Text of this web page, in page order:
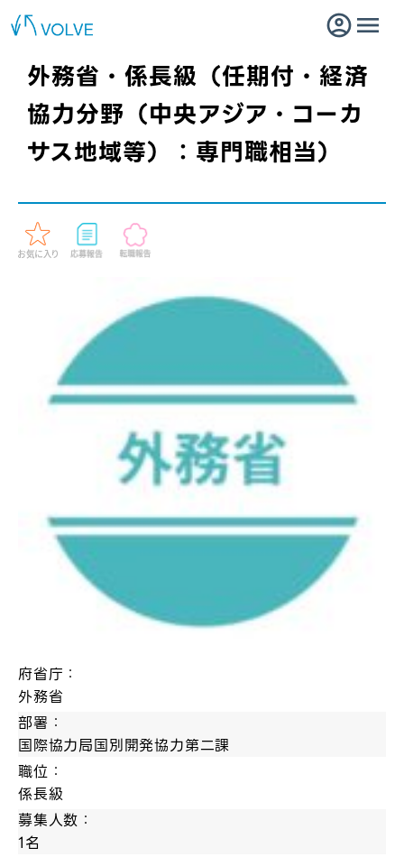
外務省・係長級（任期付・経済
協力分野（中央アジア・コーカ
サス地域等）：専門職相当）
府省庁：
外務省
部署：
国際協力局国別開発協力第二課
職位：
係長級
募集人数：
1名